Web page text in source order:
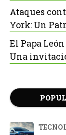
Ataques
York: Un
El Papa
Una